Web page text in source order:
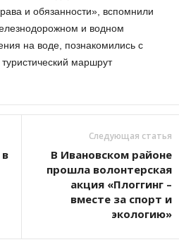
и обязанности», вспомнили
и водном
на воде, познакомились с
маршрут
Следующая статья
В Ивановском районе
прошла волонтерская
акция «Плоггинг –
вместе за спорт и
экологию»